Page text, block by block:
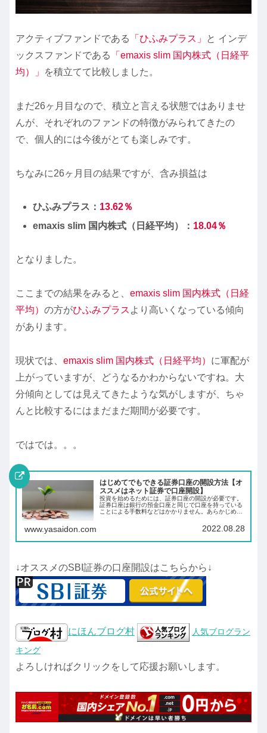
アクティブファンドである 「ひふみプラス」
と インデ
ックスファンドである
「emaxis slim 国内株式（日経平
均）」
を積立てて比較しました。
まだ26ヶ月目なので、積立と言える状態ではありませ
んが、それぞれのファンドの特徴がみられてきたの
で、個人的には今後がとても楽しみです。
ちなみに26ヶ月目の結果ですが、含み損益は
ひふみプラス： 13.62％
emaxis slim 国内株式（日経平均）： 18.04％
となりました。
ここまでの結果をみると、 emaxis slim 国内株式（日経
平均） の方がひふみプラス より高いくなっている傾向
があります。
現状では、 emaxis slim 国内株式（日経平均） に軍配が
上がっていますが、どうなるかわからないですね。大
分傾向としては見えてきたような気がしますが、ちゃ
んと比較するにはまだまだ期間が必要です。
ではでは。。。
はじめてでもできる証券口座の開設方法【オ
ススメはネット証券で口座開設】
投資を始めるためには、証券口座の開設が必要です。
証券口座は銀行の預金口座と同じで口座を持っている
ことによる手数料などはかかりません。あらかじめ証
www.yasaidon.com 2022.08.28
↓オススメのSBI証券の口座開設はこちらから↓
にほんブログ村
人気ブログラン
キング
よろしければクリックをして応援お願いします。